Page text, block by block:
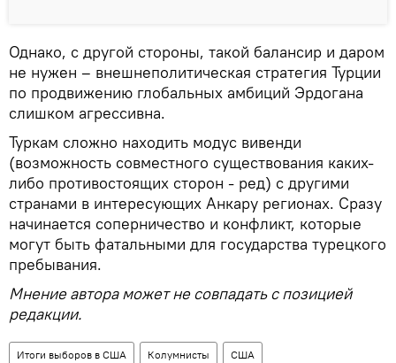
Однако, с другой стороны, такой балансир и даром
не нужен – внешнеполитическая стратегия Турции
по продвижению глобальных амбиций Эрдогана
слишком агрессивна.
Туркам сложно находить модус вивенди
(возможность совместного существования каких-
либо противостоящих сторон - ред) с другими
странами в интересующих Анкару регионах. Сразу
начинается соперничество и конфликт, которые
могут быть фатальными для государства турецкого
пребывания.
Мнение автора может не совпадать с позицией
редакции.
Итоги выборов в США Колумнисты США